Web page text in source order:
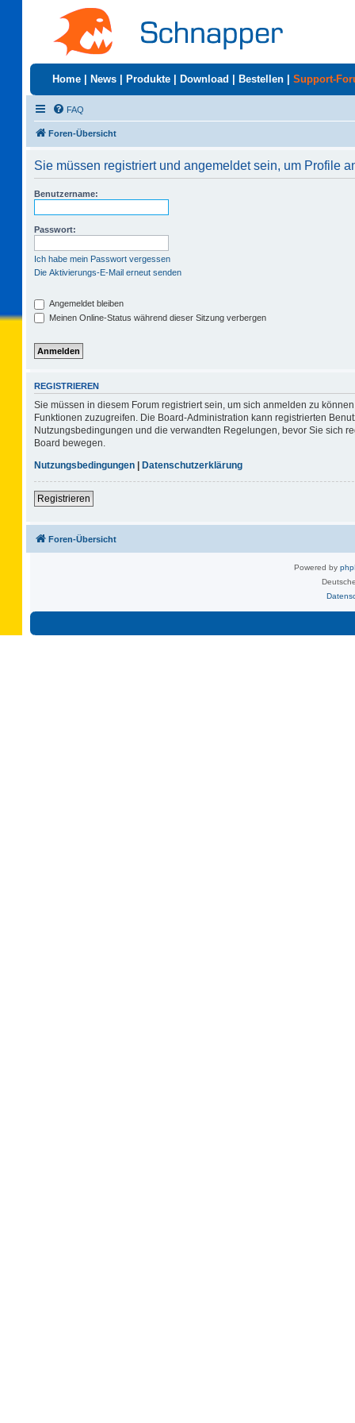
Home News Produkte Download Bestellen Support-
FAQ
Foren-Übersicht
Sie müssen registriert und angemeldet sein, um Profile
Benutzername:
Passwort:
Ich habe mein Passwort vergessen
Die Aktivierungs-E-Mail erneut senden
Angemeldet bleiben
Meinen Online-Status während dieser Sitzung verbergen
REGISTRIEREN
Sie müssen in diesem Forum registriert sein, um sich anmelden zu
Funktionen zuzugreifen. Die Board-Administration kann registrierten
Nutzungsbedingungen und die verwandten Regelungen, bevor Sie sich
Board bewegen.
Nutzungsbedingungen | Datenschutzerklärung
Registrieren
Foren-Übersicht
Powered by